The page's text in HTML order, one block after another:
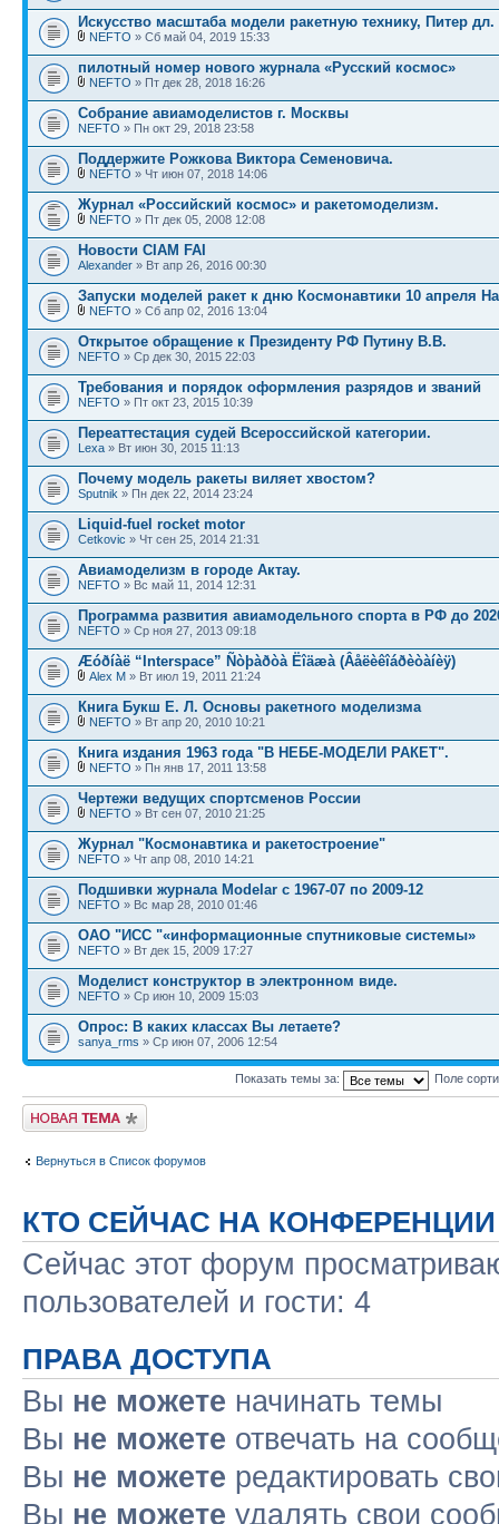
Искусство масштаба модели ракетную технику, Питер дл.
NEFTO » Сб май 04, 2019 15:33
пилотный номер нового журнала «Русский космос»
NEFTO » Пт дек 28, 2018 16:26
Собрание авиамоделистов г. Москвы
NEFTO » Пн окт 29, 2018 23:58
Поддержите Рожкова Виктора Семеновича.
NEFTO » Чт июн 07, 2018 14:06
Журнал «Российский космос» и ракетомоделизм.
NEFTO » Пт дек 05, 2008 12:08
Новости CIAM FAI
Alexander » Вт апр 26, 2016 00:30
Запуски моделей ракет к дню Космонавтики 10 апреля
NEFTO » Сб апр 02, 2016 13:04
Открытое обращение к Президенту РФ Путину В.В.
NEFTO » Ср дек 30, 2015 22:03
Требования и порядок оформления разрядов и званий
NEFTO » Пт окт 23, 2015 10:39
Переаттестация судей Всероссийской категории.
Lexa » Вт июн 30, 2015 11:13
Почему модель ракеты виляет хвостом?
Sputnik » Пн дек 22, 2014 23:24
Liquid-fuel rocket motor
Cetkovic » Чт сен 25, 2014 21:31
Авиамоделизм в городе Актау.
NEFTO » Вс май 11, 2014 12:31
Программа развития авиамодельного спорта в РФ до
NEFTO » Ср ноя 27, 2013 09:18
Æóðíàë “Interspace” Ñòþàðòà Ëîäæà (Âåëèêîáðèòàíèÿ)
Alex M » Вт июл 19, 2011 21:24
Книга Букш Е. Л. Основы ракетного моделизма
NEFTO » Вт апр 20, 2010 10:21
Книга издания 1963 года "В НЕБЕ-МОДЕЛИ РАКЕТ".
NEFTO » Пн янв 17, 2011 13:58
Чертежи ведущих спортсменов России
NEFTO » Вт сен 07, 2010 21:25
Журнал "Космонавтика и ракетостроение"
NEFTO » Чт апр 08, 2010 14:21
Подшивки журнала Modelar с 1967-07 по 2009-12
NEFTO » Вс мар 28, 2010 01:46
ОАО "ИСС "«информационные спутниковые системы»
NEFTO » Вт дек 15, 2009 17:27
Моделист конструктор в электронном виде.
NEFTO » Ср июн 10, 2009 15:03
Опрос: В каких классах Вы летаете?
sanya_rms » Ср июн 07, 2006 12:54
Показать темы за: Поле
Новая тема
Вернуться в Список форумов
КТО СЕЙЧАС НА КОНФЕРЕНЦИИ
Сейчас этот форум
пользователей и гости: 4
ПРАВА ДОСТУПА
Вы не можете начинать темы
Вы не можете отвечать на
Вы не можете редактировать
Вы не можете удалять свои